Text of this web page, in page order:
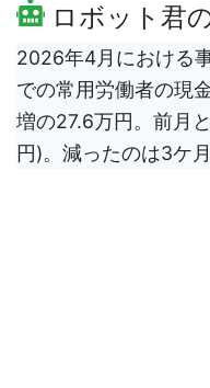
ロボット君
2026年4月における
での常用労働者の現
増の27.6万円。前月
円)。減ったのは3ケ月